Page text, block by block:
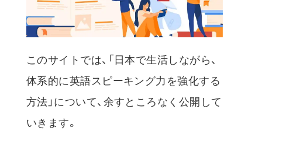
このサイトでは、「日本で生活しながら、
体系的に英語スピーキング力を強化する
方法」について、余すところなく公開して
いきます。